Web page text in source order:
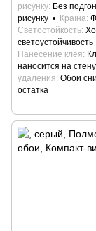
рисунку Без
рисунку
Країна
Светостойкость
светоустойчивость
Нанесение клея
наносится на стену
удаления Обои
остатка